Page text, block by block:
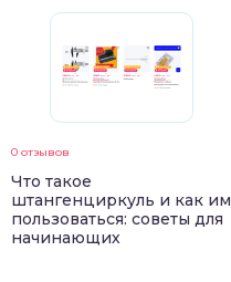
0 отзывов
Что такое
штангенциркуль и как им
пользоваться: советы для
начинающих